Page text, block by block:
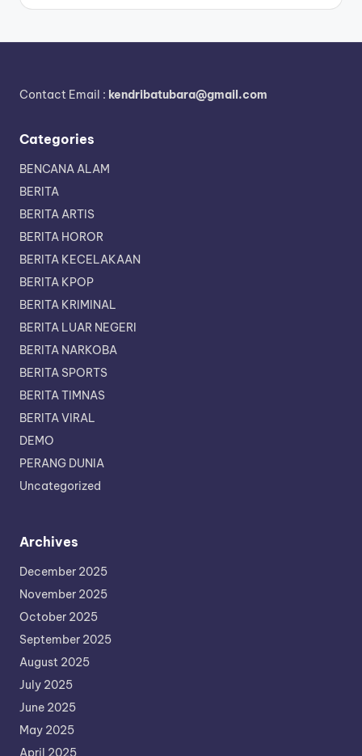
Contact Email : kendribatubara@gmail.com
Categories
BENCANA ALAM
BERITA
BERITA ARTIS
BERITA HOROR
BERITA KECELAKAAN
BERITA KPOP
BERITA KRIMINAL
BERITA LUAR NEGERI
BERITA NARKOBA
BERITA SPORTS
BERITA TIMNAS
BERITA VIRAL
DEMO
PERANG DUNIA
Uncategorized
Archives
December 2025
November 2025
October 2025
September 2025
August 2025
July 2025
June 2025
May 2025
April 2025